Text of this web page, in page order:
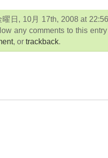
日, 10月 17th, 2008 at
any comments to this
, or trackback.